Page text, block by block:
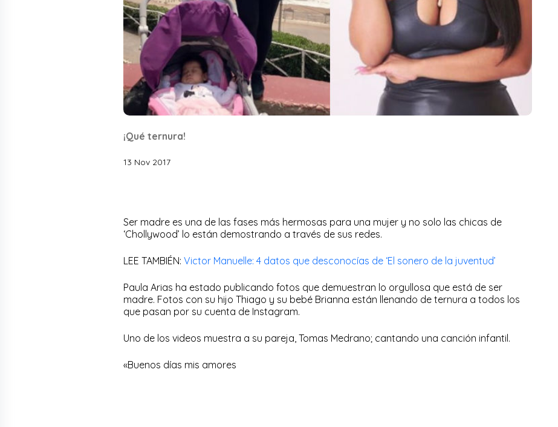
¡Qué ternura!
13 Nov 2017
Ser madre es una de las fases más hermosas para una mujer y no solo las chicas de
‘Chollywood’ lo están demostrando a través de sus redes.
LEE TAMBIÉN: Victor Manuelle: 4 datos que desconocías de ‘El sonero de la juventud’
Paula Arias ha estado publicando fotos que demuestran lo orgullosa que está de ser
madre. Fotos con su hijo Thiago y su bebé Brianna están llenando de ternura a todos los
que pasan por su cuenta de Instagram.
Uno de los videos muestra a su pareja, Tomas Medrano; cantando una canción infantil.
«Buenos días mis amores